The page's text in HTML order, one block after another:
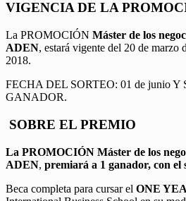
VIGENCIA DE LA
La PROMOCIÓN Máster de los
ADEN, estará vigente del 20 de marzo
2018.
FECHA DEL SORTEO: 01 de junio
GANADOR.
SOBRE EL PREMIO
La PROMOCIÓN Máster de los
ADEN, premiará a 1 ganador, con el
Beca completa para cursar el ONE